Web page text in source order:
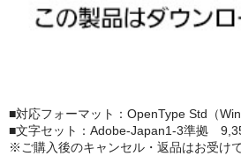
■対応フォーマット：OpenType Std（
■文字セット：Adobe-Japan1-3準拠
※ご購入後のキャンセル・返品はお受け